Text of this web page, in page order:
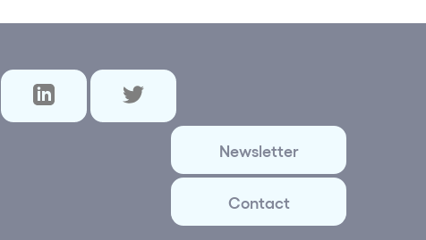
Newsletter
Contact